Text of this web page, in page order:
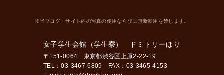
※当ブログ・サイト内の写真の使用ならびに無断転用を禁じます。
女子学生会館（学生寮） ドミトリーほり
〒151-0064 東京都渋谷区上原2-22-19
TEL：03-3467-6809 FAX：03-3465-4153